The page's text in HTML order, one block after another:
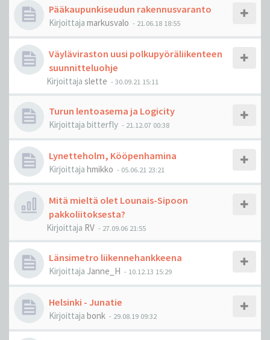
Pääkaupunkiseudun rakennusvaranto
Kirjoittaja markusvalo - 21.06.18 18:55
Väyläviraston uusi polkupyöräliikenteen
suunnitteluohje
Kirjoittaja slette -30.09.21 15:11
Turun lentoasema ja Logicity
Kirjoittaja bitterfly - 21.12.07 00:38
Lynetteholm, Kööpenhamina
Kirjoittaja hmikko - 05.06.21 23:21
Mitä mieltä olet Lounais-Sipoon
pakkoliitoksesta?
Kirjoittaja RV - 27.09.06 21:55
Länsimetro liikennehankkeena
Kirjoittaja Janne_H - 10.12.13 15:29
Helsinki - Junatie
Kirjoittaja bonk - 29.08.19 09:32